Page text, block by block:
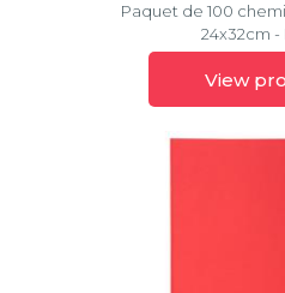
Paquet de 100
24x32cm -
View